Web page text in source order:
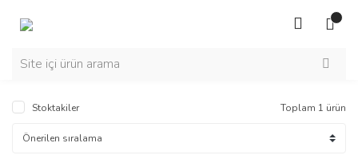
Stoktakiler Toplam 1 ürün